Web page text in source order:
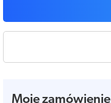
Moje zamówienie